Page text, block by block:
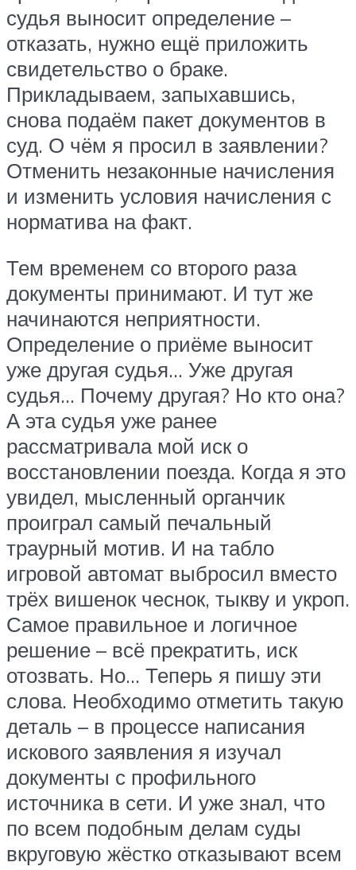
судья выносит определение –
отказать, нужно ещё приложить
свидетельство о браке.
Прикладываем, запыхавшись,
снова подаём пакет документов в
суд. О чём я просил в заявлении?
Отменить незаконные начисления
и изменить условия начисления с
норматива на факт.
Тем временем со второго раза
документы принимают. И тут же
начинаются неприятности.
Определение о приёме выносит
уже другая судья… Уже другая
судья… Почему другая? Но кто она?
А эта судья уже ранее
рассматривала мой иск о
восстановлении поезда. Когда я это
увидел, мысленный органчик
проиграл самый печальный
траурный мотив. И на табло
игровой автомат выбросил вместо
трёх вишенок чеснок, тыкву и укроп.
Самое правильное и логичное
решение – всё прекратить, иск
отозвать. Но… Теперь я пишу эти
слова. Необходимо отметить такую
деталь – в процессе написания
искового заявления я изучал
документы с профильного
источника в сети. И уже знал, что
по всем подобным делам суды
вкруговую жёстко отказывают всем